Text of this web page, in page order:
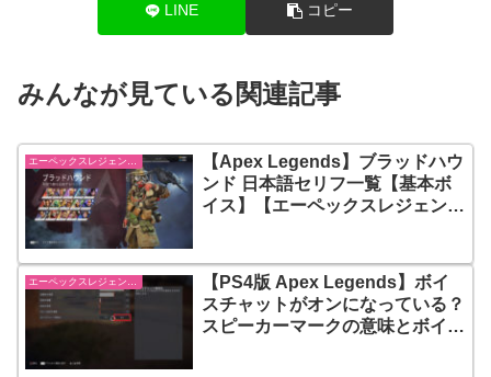
LINE コピー
みんなが見ている関連記事
エーペックスレジェンズ【Apex Legends】
【Apex Legends】ブラッドハウ
ンド 日本語セリフ一覧【基本ボ
イス】【エーペックスレジェン
【PS4版 Apex Legends】ボイ
スチャットがオンになっている？
スピーカーマークの意味とボイス